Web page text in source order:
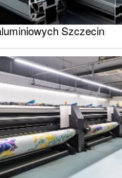
Szczecin